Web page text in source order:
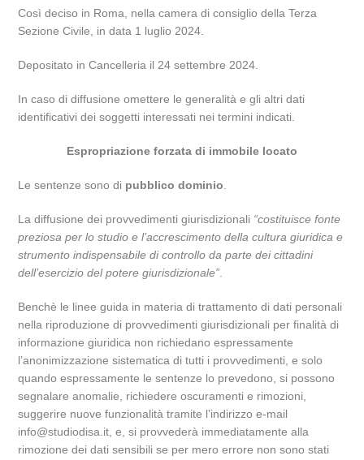
Così deciso in Roma, nella camera di consiglio della Terza
Sezione Civile, in data 1 luglio 2024.
Depositato in Cancelleria il 24 settembre 2024.
In caso di diffusione omettere le generalità e gli altri dati
identificativi dei soggetti interessati nei termini indicati.
Espropriazione forzata di immobile locato
Le sentenze sono di pubblico dominio
La diffusione dei provvedimenti giurisdizionali “costituisce fonte
preziosa per lo studio e l’accrescimento della cultura giuridica e
strumento indispensabile di controllo da parte dei cittadini
dell’esercizio del potere giurisdizionale”
Benchè le linee guida in materia di trattamento di dati personali
nella riproduzione di provvedimenti giurisdizionali per finalità di
informazione giuridica non richiedano espressamente
l’anonimizzazione sistematica di tutti i provvedimenti, e solo
quando espressamente le sentenze lo prevedono, si possono
segnalare anomalie, richiedere oscuramenti e rimozioni,
suggerire nuove funzionalità tramite l’indirizzo e-mail
info@studiodisa.it, e, si provvederà immediatamente alla
rimozione dei dati sensibili se per mero errore non sono stati